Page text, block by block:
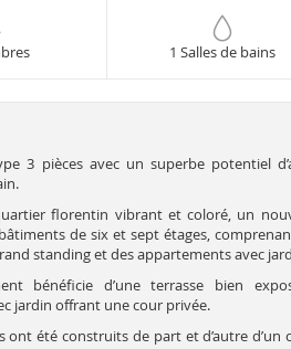
1 Salles de bains
3 pièces avec un superbe potentiel
florentin vibrant et coloré, un
de six et sept étages,
standing et des appartements avec
bénéficie d’une terrasse bien
jardin offrant une cour privée.
ont été construits de part et d’autre